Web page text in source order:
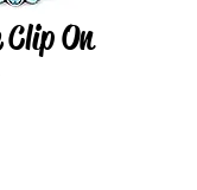
On